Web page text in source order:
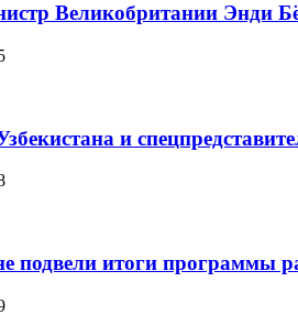
Великобритании Энди
и
подвели итоги программы